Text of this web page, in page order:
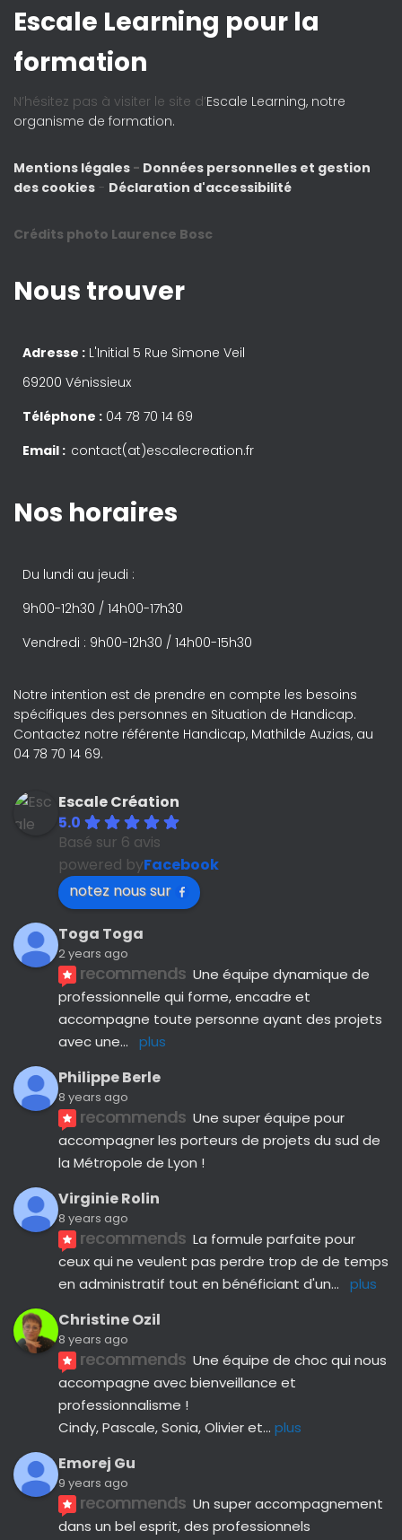
Escale Learning pour la
formation
N’hésitez pas à visiter le site d’Escale Learning, notre
organisme de formation.
Mentions légales - Données personnelles et gestion
des cookies - Déclaration d'accessibilité
Crédits photo Laurence Bosc
Nous trouver
Adresse : L'Initial 5 Rue Simone Veil
69200 Vénissieux
Téléphone : 04 78 70 14 69
Email : contact(at)escalecreation.fr
Nos horaires
Du lundi au jeudi :
9h00-12h30 / 14h00-17h30
Vendredi : 9h00-12h30 / 14h00-15h30
Notre intention est de prendre en compte les besoins
spécifiques des personnes en Situation de Handicap.
Contactez notre référente Handicap, Mathilde Auzias, au
04 78 70 14 69.
Escale Création
5.0
Basé sur 6 avis
powered byFacebook
notez nous sur
Toga Toga
2 years ago
recommends Une équipe dynamique de
professionnelle qui forme, encadre et
accompagne toute personne ayant des projets
avec une... plus
Philippe Berle
8 years ago
recommends Une super équipe pour
accompagner les porteurs de projets du sud de
la Métropole de Lyon !
Virginie Rolin
8 years ago
recommends La formule parfaite pour
ceux qui ne veulent pas perdre trop de de temps
en administratif tout en bénéficiant d'un... plus
Christine Ozil
8 years ago
recommends Une équipe de choc qui nous
accompagne avec bienveillance et
professionnalisme !
Cindy, Pascale, Sonia, Olivier et... plus
Emorej Gu
9 years ago
recommends Un super accompagnement
dans un bel esprit, des professionnels